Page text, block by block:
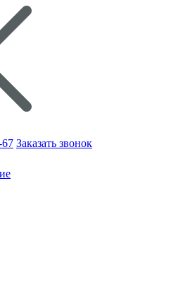
67 Заказать звонок